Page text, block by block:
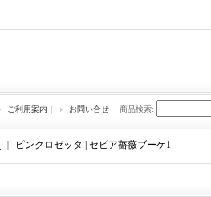
ご利用案内 ｜ お問い合せ 商品検索:
ピンクロゼッタ | セピア薔薇ブーケ1